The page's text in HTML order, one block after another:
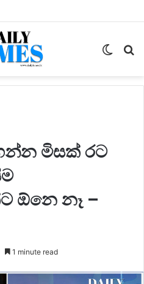
Switch
මිසක් රට
ඕනෙ නෑ –
1 minute read